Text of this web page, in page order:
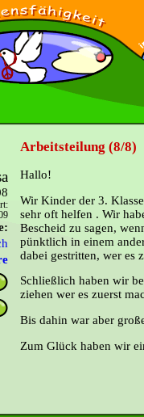
Arbeitsteilung (8/8)
Hallo!
Wir Kinder der 3.
sehr oft helfen . Wir
Bescheid zu sagen,
pünktlich in einem
dabei gestritten, wer es
Schließlich haben wir
ziehen wer es zuerst
Bis dahin war aber
Zum Glück haben wir